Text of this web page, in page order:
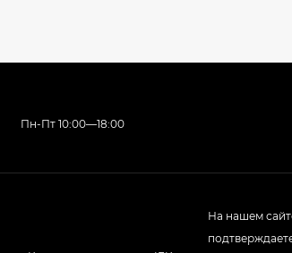
Пн-Пт 10:00—18:00
На нашем